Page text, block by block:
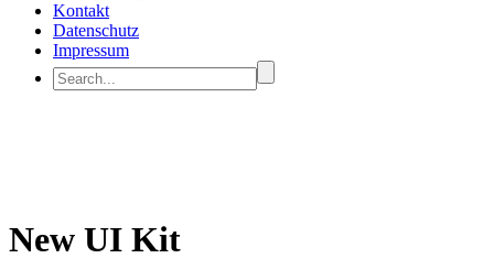
Kontakt
Datenschutz
Impressum
New UI Kit